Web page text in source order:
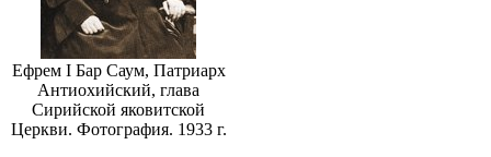
Ефрем I Бар Саум, Патриарх
Антиохийский, глава
Сирийской яковитской
Церкви. Фотография. 1933 г.